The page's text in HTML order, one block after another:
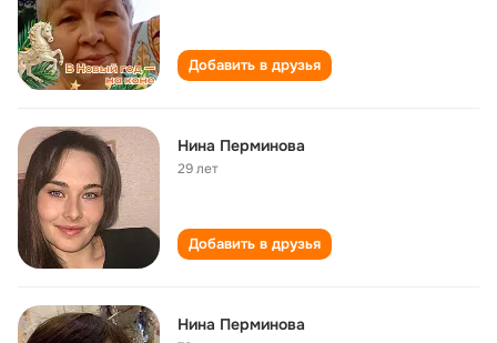
Добавить в друзья
Нина Перминова
29 лет
Добавить в друзья
Нина Перминова